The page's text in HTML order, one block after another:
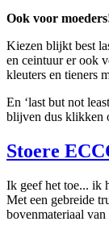
Ook voor
Kiezen blijkt best
en ceintuur er ook
kleuters en tieners
En ‘last but not
blijven dus klikken
Stoere
Ik geef het toe... ik
Met een gebreide
bovenmateriaal